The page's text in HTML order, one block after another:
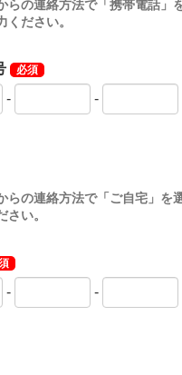
らの連絡方法で「携帯電話」
ください。
必須
- -
の連絡方法で「ご自宅」を
さい。
- -